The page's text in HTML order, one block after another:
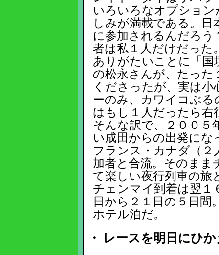
いろいろなオプショ
しみが満載である。
に参加されるんだろ
者は私１人だけだった
ありがたいことに「
の松永さんが、たった
くださったが、実は
ーのみ、カワイコぶ
はもし１人だったら右
そんな訳で、２００５
い成田からの出発に
フランス・カナダ（２
加者と合流。そのまま
て楽しい夜行列車の旅
チェンマイ到着は翌１
日から２１日の５日間
ホテル泊だ。
・ レースを明日にひ